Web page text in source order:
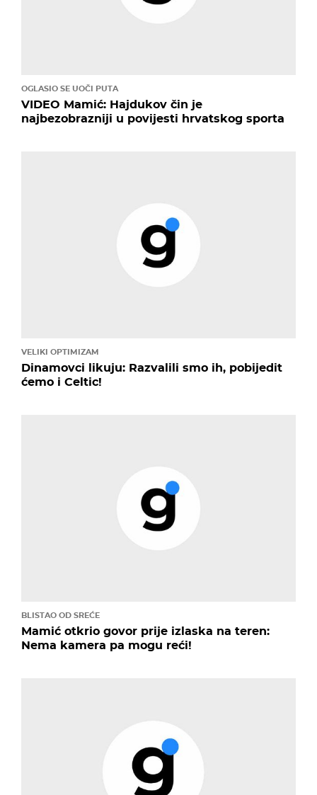
OGLASIO SE UOČI PUTA
VIDEO Mamić: Hajdukov čin je
najbezobrazniji u povijesti hrvatskog sporta
VELIKI OPTIMIZAM
Dinamovci likuju: Razvalili smo ih, pobijedit
ćemo i Celtic!
BLISTAO OD SREĆE
Mamić otkrio govor prije izlaska na teren:
Nema kamera pa mogu reći!